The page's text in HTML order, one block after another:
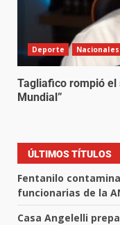
Deporte Nacionales
Tagliafico rompió el
Mundial”
ÚLTIMOS TÍTULOS
Fentanilo
funcionarias de la
Casa Angelelli